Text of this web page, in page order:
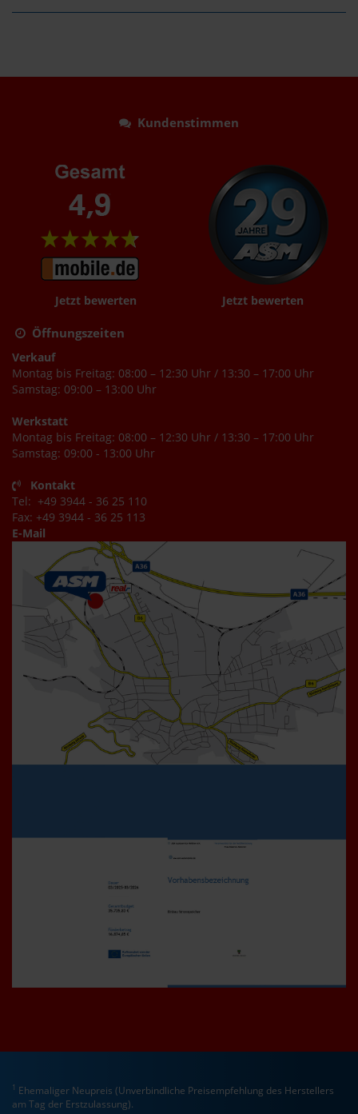
Kundenstimmen
Jetzt bewerten Jetzt bewerten
Öffnungszeiten
Verkauf
Montag bis Freitag: 08:00 – 12:30 Uhr / 13:30 – 17:00 Uhr
Samstag: 09:00 – 13:00 Uhr
Werkstatt
Montag bis Freitag: 08:00 – 12:30 Uhr / 13:30 – 17:00 Uhr
Samstag: 09:00 - 13:00 Uhr
Kontakt
Tel: +49 3944 - 36 25 110
Fax: +49 3944 - 36 25 113
E-Mail
1 Ehemaliger Neupreis (Unverbindliche Preisempfehlung des Herstellers
am Tag der Erstzulassung).